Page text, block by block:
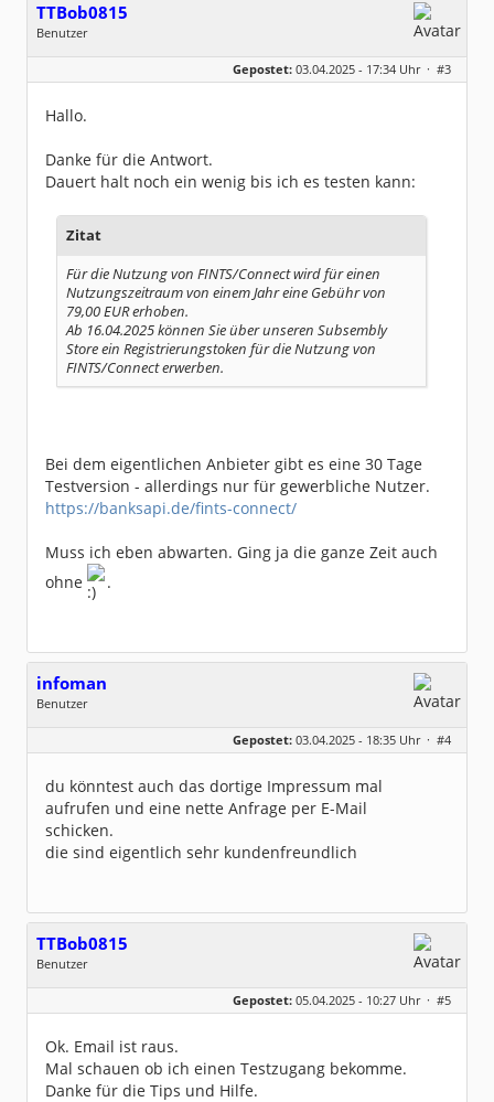
TTBob0815
Benutzer
Geschlecht:
keine Angabe
Dabei seit:
04 / 2025
Gepostet: 03.04.2025 - 17:34 Uhr · #3
Hallo.
Danke für die Antwort.
Dauert halt noch ein wenig bis ich es testen kann:
Zitat
Für die Nutzung von FINTS/Connect wird für einen
Nutzungszeitraum von einem Jahr eine Gebühr von
79,00 EUR erhoben.
Ab 16.04.2025 können Sie über unseren Subsembly
Store ein Registrierungstoken für die Nutzung von
FINTS/Connect erwerben.
Bei dem eigentlichen Anbieter gibt es eine 30 Tage
Testversion - allerdings nur für gewerbliche Nutzer.
https://banksapi.de/fints-connect/
Muss ich eben abwarten. Ging ja die ganze Zeit auch
ohne
.
infoman
Benutzer
Dabei seit:
06 / 2008
Gepostet: 03.04.2025 - 18:35 Uhr · #4
du könntest auch das dortige Impressum mal
aufrufen und eine nette Anfrage per E-Mail
schicken.
die sind eigentlich sehr kundenfreundlich
TTBob0815
Benutzer
Geschlecht:
keine Angabe
Dabei seit:
04 / 2025
Gepostet: 05.04.2025 - 10:27 Uhr · #5
Ok. Email ist raus.
Mal schauen ob ich einen Testzugang bekomme.
Danke für die Tips und Hilfe.